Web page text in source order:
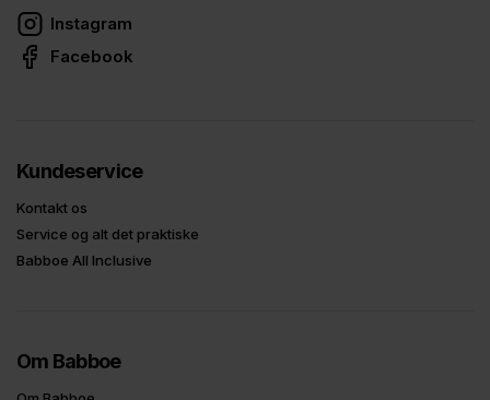
Instagram
Facebook
Kundeservice
Kontakt os
Service og alt det praktiske
Babboe All Inclusive
Om Babboe